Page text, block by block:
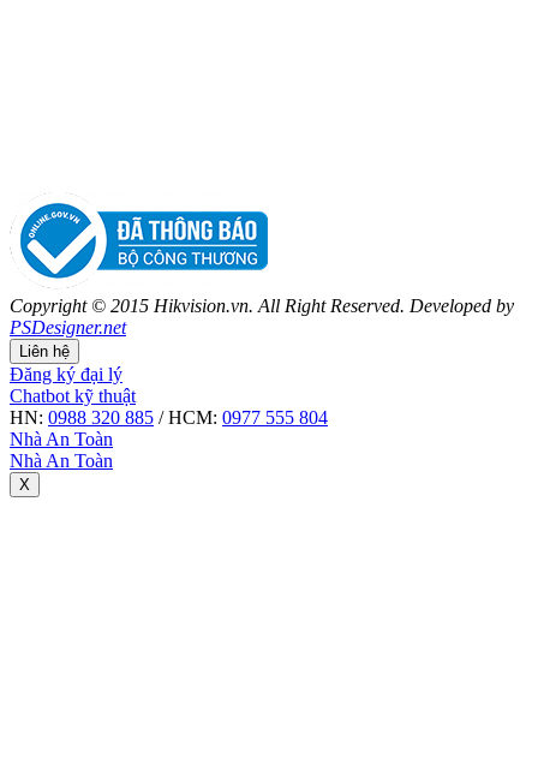
Copyright © 2015 Hikvision.vn. All Right Reserved. Developed by
PSDesigner.net
Liên hệ
Đăng ký đại lý
Chatbot kỹ thuật
HN: 0988 320 885 / HCM: 0977 555 804
Nhà An Toàn
Nhà An Toàn
X